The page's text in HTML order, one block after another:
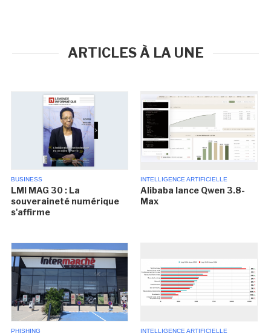
ARTICLES À LA UNE
BUSINESS
LMI MAG 30 : La
souveraineté numérique
s'affirme
INTELLIGENCE ARTIFICIELLE
Alibaba lance Qwen 3.8-
Max
PHISHING INTELLIGENCE ARTIFICIELLE